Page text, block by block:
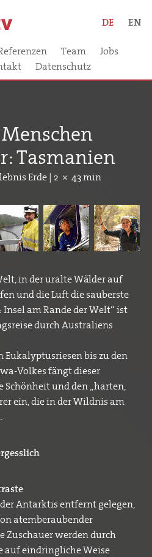
Team
Jobs
Datenschutz
DE EN
Tasmanien
Erde | 2 × 43 min
in der uralte Wälder auf
und die Luft die sauberste
am Rande der Welt“ ist
durch Australiens
Eukalyptusriesen bis zu den
Volkes fängt dieser
und den „harten,
ein, die in der Wildnis am
Antarktis entfernt gelegen,
atemberaubender
Zuschauer werden durch
auf eindringliche Weise